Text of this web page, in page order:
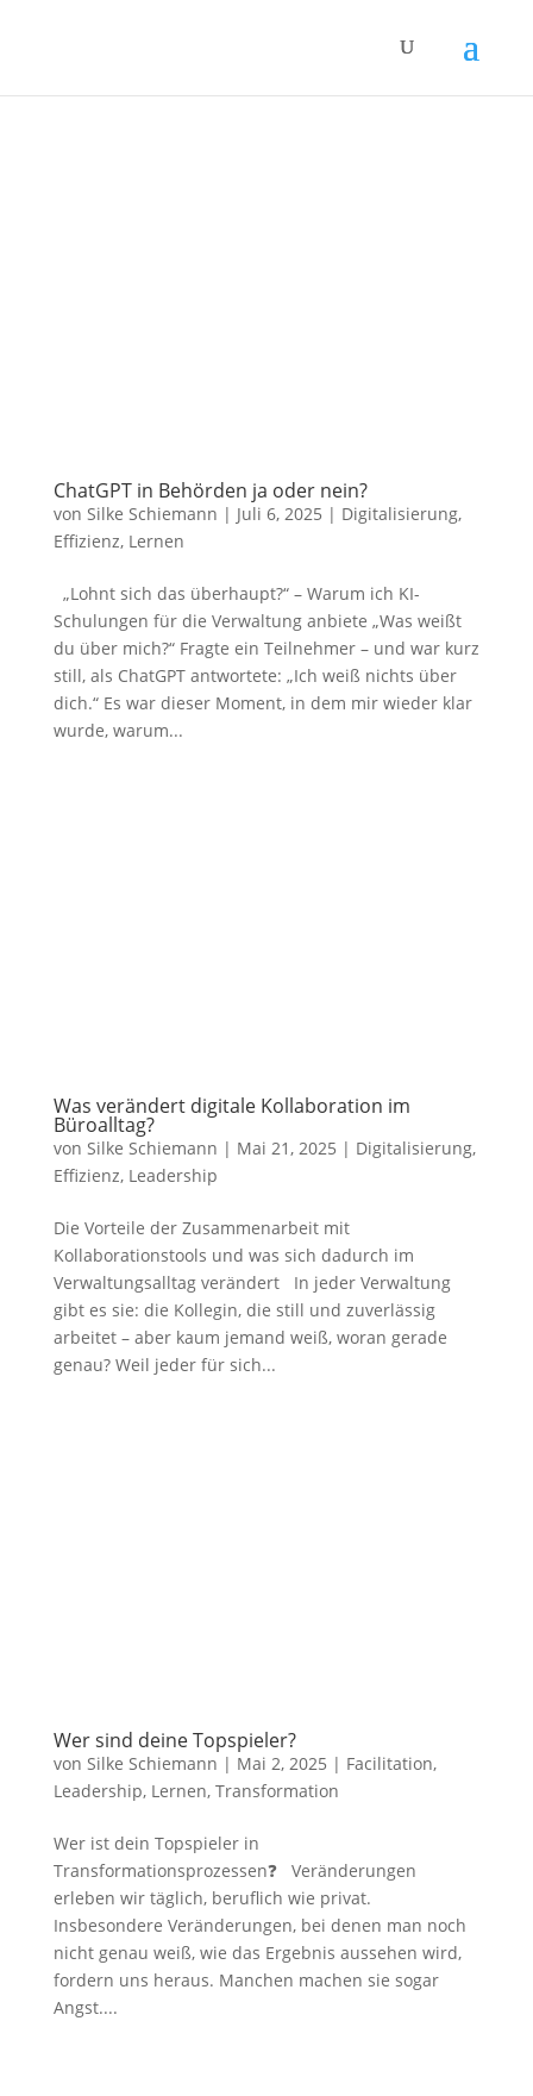
ChatGPT in Behörden ja oder nein?
von Silke Schiemann | Juli 6, 2025 | Digitalisierung,
Effizienz, Lernen
„Lohnt sich das überhaupt?“ – Warum ich KI-
Schulungen für die Verwaltung anbiete „Was weißt
du über mich?“ Fragte ein Teilnehmer – und war kurz
still, als ChatGPT antwortete: „Ich weiß nichts über
dich.“ Es war dieser Moment, in dem mir wieder klar
wurde, warum...
Was verändert digitale Kollaboration im
Büroalltag?
von Silke Schiemann | Mai 21, 2025 | Digitalisierung,
Effizienz, Leadership
Die Vorteile der Zusammenarbeit mit
Kollaborationstools und was sich dadurch im
Verwaltungsalltag verändert In jeder Verwaltung
gibt es sie: die Kollegin, die still und zuverlässig
arbeitet – aber kaum jemand weiß, woran gerade
genau? Weil jeder für sich...
Wer sind deine Topspieler?
von Silke Schiemann | Mai 2, 2025 | Facilitation,
Leadership, Lernen, Transformation
Wer ist dein Topspieler in
Transformationsprozessen❓ Veränderungen
erleben wir täglich, beruflich wie privat.
Insbesondere Veränderungen, bei denen man noch
nicht genau weiß, wie das Ergebnis aussehen wird,
fordern uns heraus. Manchen machen sie sogar
Angst....